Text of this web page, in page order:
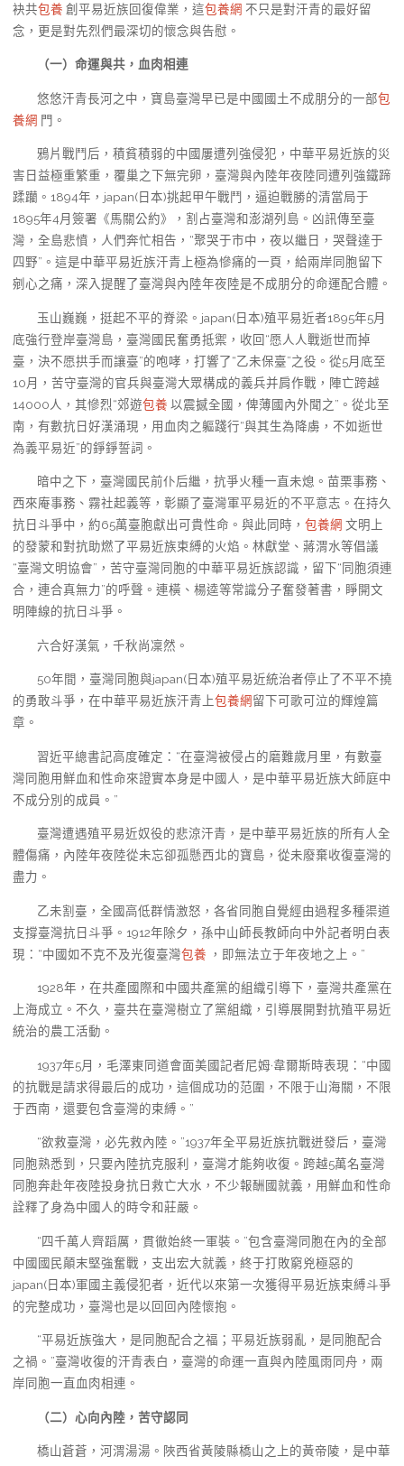
袂共包養 創平易近族回復偉業，這包養網 不只是對汗青的最好留
念，更是對先烈們最深切的懷念與告慰。
（一）命運與共，血肉相連
悠悠汗青長河之中，寶島臺灣早已是中國國土不成朋分的一部包
養網 門。
鴉片戰鬥后，積貧積弱的中國屢遭列強侵犯，中華平易近族的災
害日益極重繁重，覆巢之下無完卵，臺灣與內陸年夜陸同遭列強鐵蹄
蹂躪。1894年，japan(日本)挑起甲午戰鬥，逼迫戰勝的清當局于
1895年4月簽署《馬關公約》，割占臺灣和澎湖列島。凶訊傳至臺
灣，全島悲憤，人們奔忙相告，“聚哭于市中，夜以繼日，哭聲達于
四野”。這是中華平易近族汗青上極為慘痛的一頁，給兩岸同胞留下
剜心之痛，深入提醒了臺灣與內陸年夜陸是不成朋分的命運配合體。
玉山巍巍，挺起不平的脊梁。japan(日本)殖平易近者1895年5月
底強行登岸臺灣島，臺灣國民奮勇抵禦，收回“愿人人戰逝世而掉
臺，決不愿拱手而讓臺”的咆哮，打響了“乙未保臺”之役。從5月底至
10月，苦守臺灣的官兵與臺灣大眾構成的義兵并肩作戰，陣亡跨越
14000人，其慘烈“郊遊包養 以震撼全國，俾薄國內外聞之”。從北至
南，有數抗日好漢涌現，用血肉之軀踐行“與其生為降虜，不如逝世
為義平易近”的錚錚誓詞。
暗中之下，臺灣國民前仆后繼，抗爭火種一直未熄。苗栗事務、
西來庵事務、霧社起義等，彰顯了臺灣軍平易近的不平意志。在持久
抗日斗爭中，約65萬臺胞獻出可貴性命。與此同時， 包養網 文明上
的發蒙和對抗助燃了平易近族束縛的火焰。林獻堂、蔣渭水等倡議
“臺灣文明協會”，苦守臺灣同胞的中華平易近族認識，留下“同胞須連
合，連合真無力”的呼聲。連橫、楊逵等常識分子奮發著書，睜開文
明陣線的抗日斗爭。
六合好漢氣，千秋尚凜然。
50年間，臺灣同胞與japan(日本)殖平易近統治者停止了不平不撓
的勇敢斗爭，在中華平易近族汗青上包養網留下可歌可泣的輝煌篇
章。
習近平總書記高度確定：“在臺灣被侵占的磨難歲月里，有數臺
灣同胞用鮮血和性命來證實本身是中國人，是中華平易近族大師庭中
不成分別的成員。”
臺灣遭遇殖平易近奴役的悲涼汗青，是中華平易近族的所有人全
體傷痛，內陸年夜陸從未忘卻孤懸西北的寶島，從未廢棄收復臺灣的
盡力。
乙未割臺，全國高低群情激怒，各省同胞自覺經由過程多種渠道
支撐臺灣抗日斗爭。1912年除夕，孫中山師長教師向中外記者明白表
現：“中國如不克不及光復臺灣包養 ，即無法立于年夜地之上。”
1928年，在共產國際和中國共產黨的組織引導下，臺灣共產黨在
上海成立。不久，臺共在臺灣樹立了黨組織，引導展開對抗殖平易近
統治的農工活動。
1937年5月，毛澤東同道會面美國記者尼姆·韋爾斯時表現：“中國
的抗戰是請求得最后的成功，這個成功的范圍，不限于山海關，不限
于西南，還要包含臺灣的束縛。”
“欲救臺灣，必先救內陸。”1937年全平易近族抗戰迸發后，臺灣
同胞熟悉到，只要內陸抗克服利，臺灣才能夠收復。跨越5萬名臺灣
同胞奔赴年夜陸投身抗日救亡大水，不少報酬國就義，用鮮血和性命
詮釋了身為中國人的時令和莊嚴。
“四千萬人齊蹈厲，貫徹始終一軍裝。”包含臺灣同胞在內的全部
中國國民顛末堅強奮戰，支出宏大就義，終于打敗窮兇極惡的
japan(日本)軍國主義侵犯者，近代以來第一次獲得平易近族束縛斗爭
的完整成功，臺灣也是以回回內陸懷抱。
“平易近族強大，是同胞配合之福；平易近族弱亂，是同胞配合
之禍。”臺灣收復的汗青表白，臺灣的命運一直與內陸風雨同舟，兩
岸同胞一直血肉相連。
（二）心向內陸，苦守認同
橋山蒼蒼，河渭湯湯。陜西省黃陵縣橋山之上的黃帝陵，是中華